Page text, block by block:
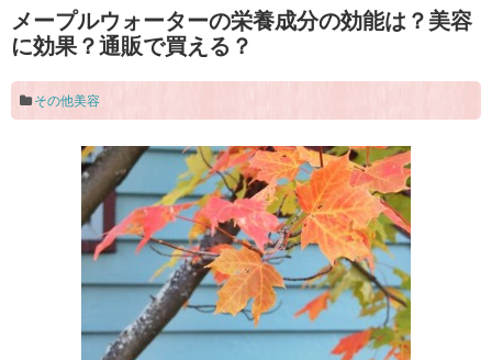
メープルウォーターの栄養成分の効能は？美容
に効果？通販で買える？
その他美容